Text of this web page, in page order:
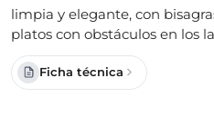
limpia y elegante, con
platos con obstáculos en los
Ficha técnica